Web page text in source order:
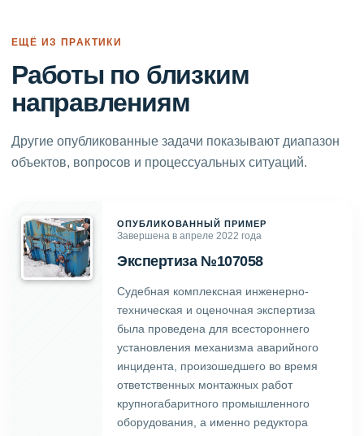
ЕЩЁ ИЗ ПРАКТИКИ
Работы по близким
направлениям
Другие опубликованные задачи показывают диапазон
объектов, вопросов и процессуальных ситуаций.
ОПУБЛИКОВАННЫЙ ПРИМЕР
Завершена в апреле 2022 года
Экспертиза №107058
Судебная комплексная инженерно-
техническая и оценочная экспертиза
была проведена для всестороннего
установления механизма аварийного
инцидента, произошедшего во время
ответственных монтажных работ
крупногабаритного промышленного
оборудования, а именно редуктора